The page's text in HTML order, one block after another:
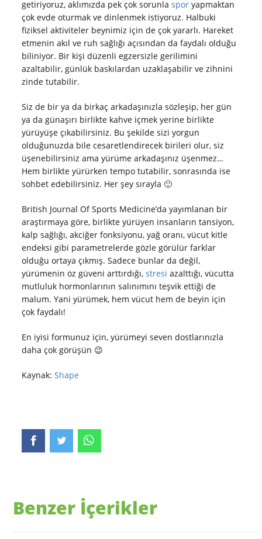
getiriyoruz, aklımızda pek çok sorunla sporyapmaktan
çok evde oturmak ve dinlenmek istiyoruz. Halbuki
fiziksel aktiviteler beynimiz için de çok yararlı. Hareket
etmenin akıl ve ruh sağlığı açısından da faydalı olduğu
biliniyor. Bir kişi düzenli egzersizle gerilimini
azaltabilir, günlük baskılardan uzaklaşabilir ve zihnini
zinde tutabilir.
Siz de bir ya da birkaç arkadaşınızla sözleşip, her gün
ya da günaşırı birlikte kahve içmek yerine birlikte
yürüyüşe çıkabilirsiniz. Bu şekilde sizi yorgun
olduğunuzda bile cesaretlendirecek birileri olur, siz
üşenebilirsiniz ama yürüme arkadaşınız üşenmez…
Hem birlikte yürürken tempo tutabilir, sonrasında ise
sohbet edebilirsiniz. Her şey sırayla 🙂
British Journal Of Sports Medicine’da yayımlanan bir
araştırmaya göre, birlikte yürüyen insanların tansiyon,
kalp sağlığı, akciğer fonksiyonu, yağ oranı, vücut kitle
endeksi gibi parametrelerde gözle görülür farklar
olduğu ortaya çıkmış. Sadece bunlar da değil,
yürümenin öz güveni arttırdığı,stresi azalttığı, vücutta
mutluluk hormonlarının salınımını teşvik ettiği de
malum. Yani yürümek, hem vücut hem de beyin için
çok faydalı!
En iyisi formunuz için, yürümeyi seven dostlarınızla
daha çok görüşün 😉
Kaynak:Shape
Benzer İçerikler